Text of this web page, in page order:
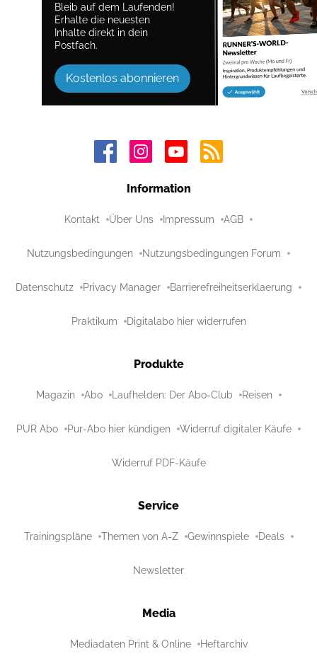
Bleib auf dem Laufenden!
Erhalte die neuesten
Inhalte direkt in dein
Postfach.
Kostenlos abonnieren
Information
Kontakt Über Uns Impressum AGB
Nutzungsbedingungen Nutzungsbedingungen Forum
Datenschutz Privacy Manager Barrierefreiheitserklaerung
Praktikum Digitalabo hier widerrufen
Produkte
Magazin Abo Laufhelden: Der Abo-Club Reisen
PUR Abo Pur-Abo hier kündigen Widerruf digitaler Käufe
Widerruf PDF-Käufe
Service
Trainingspläne Themen von A-Z Gewinnspiele Deals
Newsletter
Media
Mediadaten Print & Online Heftarchiv